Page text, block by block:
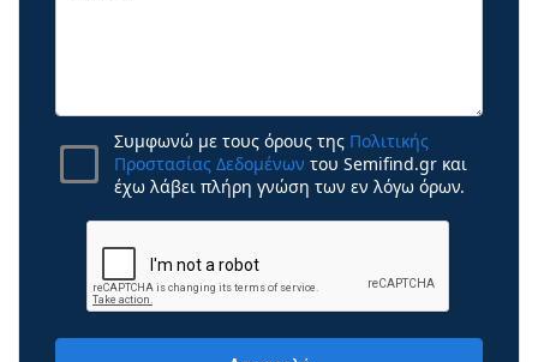
Συμφωνώ με τους όρους της Πολιτικής
Προστασίας Δεδομένων του Semifind.gr και
έχω λάβει πλήρη γνώση των εν λόγω όρων.